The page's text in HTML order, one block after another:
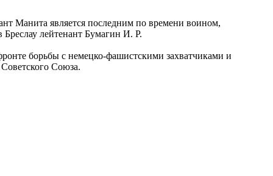
Манита является последним по времени воином,
лейтенант Бумагин И. Р.
борьбы с немецко-фашистскими захватчиками и
Союза.